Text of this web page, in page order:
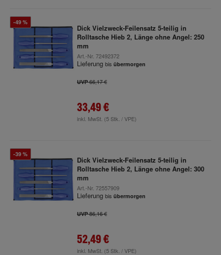
-49 %
Dick Vielzweck-Feilensatz 5-teilig in
Rolltasche Hieb 2, Länge ohne Angel: 250
mm
Art.-Nr. 72492372
Lieferung bis übermorgen
UVP66,17 €
33,49 €
inkl. MwSt. (5 Stk. / VPE)
-39 %
Dick Vielzweck-Feilensatz 5-teilig in
Rolltasche Hieb 2, Länge ohne Angel: 300
mm
Art.-Nr. 72557909
Lieferung bis übermorgen
UVP86,16 €
52,49 €
inkl. MwSt. (5 Stk. / VPE)